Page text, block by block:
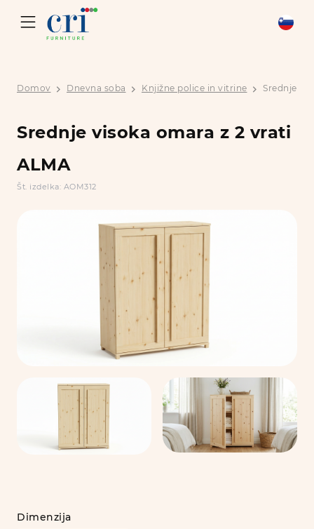
Domov Dnevna soba Knjižne police in vitrine Srednje
Srednje visoka omara z 2 vrati
ALMA
Št. izdelka: AOM312
Dimenzija